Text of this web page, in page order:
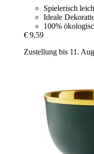
Spielerisch
Ideale
100%
€ 9,59
Zustellung bis 11.